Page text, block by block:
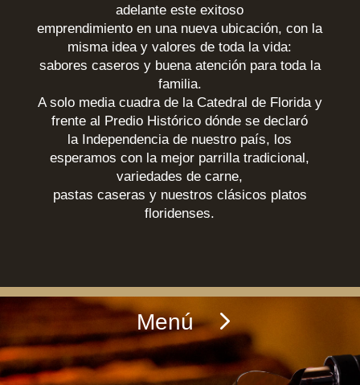
adelante este exitoso
emprendimiento en una nueva ubicación, con la
misma idea y valores de toda la vida:
sabores caseros y buena atención para toda la
familia.
A solo media cuadra de la Catedral de Florida y
frente al Predio Histórico dónde se declaró
la Independencia de nuestro país, los
esperamos con la mejor parrilla tradicional,
variedades de carne,
pastas caseras y nuestros clásicos platos
floridenses.
Menú